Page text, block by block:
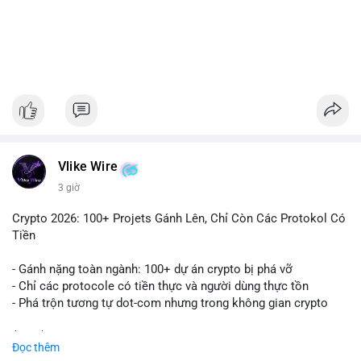
Vlike Wire
3 giờ
Crypto 2026: 100+ Projets Gánh Lên, Chỉ Còn Các Protokol Có
Tiền
- Gánh nặng toàn ngành: 100+ dự án crypto bị phá vỡ
- Chỉ các protocole có tiền thực và người dùng thực tồn
- Phá trộn tương tự dot-com nhưng trong không gian crypto
Đọc thêm